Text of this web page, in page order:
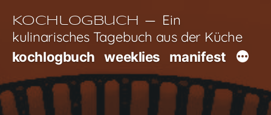
Inhalt
springen
Kochlogbuch
Ein
kulinarisches Tagebuch aus der Küche
kochlogbuch weeklies manifest